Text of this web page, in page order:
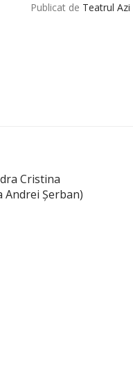
Publicat de Teatrul Azi
Cristina
Andrei Şerban)